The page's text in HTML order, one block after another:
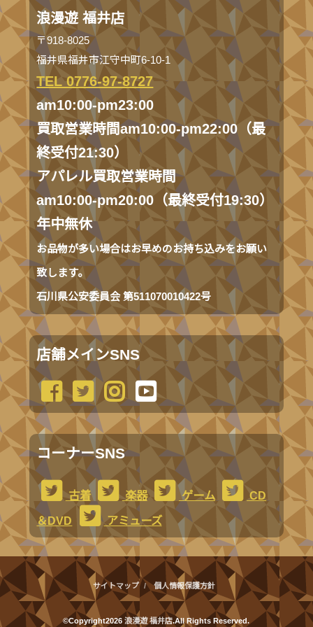
浪漫遊 福井店
〒918-8025
福井県福井市江守中町6-10-1
TEL 0776-97-8727
am10:00-pm23:00
買取営業時間am10:00-pm22:00（最
終受付21:30）
アパレル買取営業時間
am10:00-pm20:00（最終受付19:30）
年中無休
お品物が多い場合はお早めのお持ち込みをお願い
致します。
石川県公安委員会 第511070010422号
店舗メインSNS
コーナーSNS
古着 楽器 ゲーム
CD
＆DVD
アミューズ
サイトマップ 個人情報保護方針
©Copyright2026浪漫遊 福井店.All Rights Reserved.